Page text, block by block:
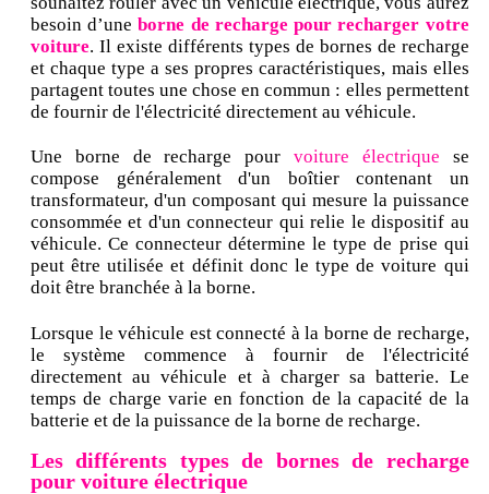
besoin d’uneborne de recharge pour recharger votre
voiture. Il existe différents types de bornes de recharge
et chaque type a ses propres caractéristiques, mais elles
partagent toutes une chose en commun : elles permettent
de fournir de l'électricité directement au véhicule.
Une borne de recharge pourvoiture électrique se
compose généralement d'un boîtier contenant un
transformateur, d'un composant qui mesure la puissance
consommée et d'un connecteur qui relie le dispositif au
véhicule. Ce connecteur détermine le type de prise qui
peut être utilisée et définit donc le type de voiture qui
doit être branchée à la borne.
Lorsque le véhicule est connecté à la borne de recharge,
le système commence à fournir de l'électricité
directement au véhicule et à charger sa batterie. Le
temps de charge varie en fonction de la capacité de la
batterie et de la puissance de la borne de recharge.
Les différents types de bornes de recharge
pour voiture électrique